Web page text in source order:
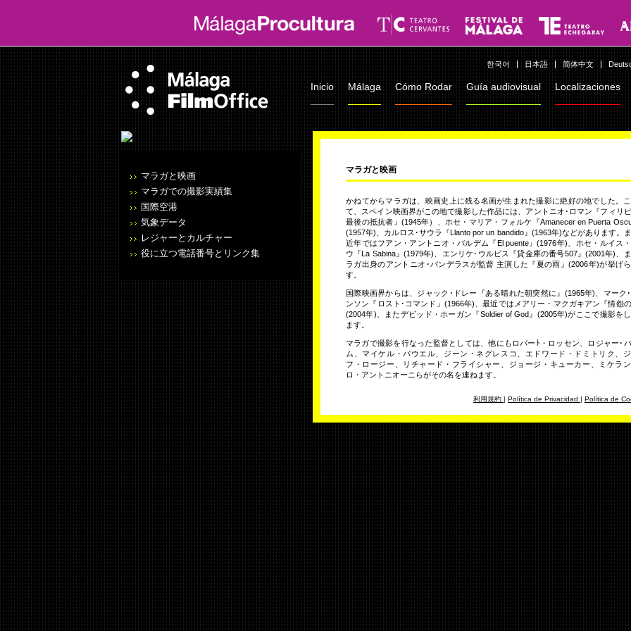
简体中文
日本語
한국어
Inicio Málaga Cómo Rodar Guía audiovisual Localizaciones
マラガと映画
マラガでの撮影実績集
国際空港
気象データ
レジャーとカルチャー
役に立つ電話番号とリンク集
マラガと映画
かねてからマラガは、映画史上に残る名画が生まれた撮影に絶好の地でした。
て、スペイン映画界がこの地で撮影した作品には、アントニオ･ロマン『フィリ
最後の抵抗者』(1945年）、ホセ・マリア・フォルケ『Amanecer en Puerta
(1957年)、カルロス･サウラ『Llanto por un bandido』(1963年)などがあります。ま
近年ではフアン・アントニオ・バルデム『El puente』(1976年)、ホセ・ルイス
ウ『La Sabina』(1979年)、エンリケ･ウルビス『貸金庫の番号507』(2001年)、
ラガ出身のアントニオ･バンデラスが監督 主演した『夏の雨』(2006年)が挙げ
す。
国際映画界からは、ジャック･ドレー『ある晴れた朝突然に』(1965年)、マーク
ンソン『ロスト･コマンド』(1966年)、最近ではメアリー・マクガキアン『情怨の
(2004年)、またデビッド・ホーガン『Soldier of God』(2005年)がここで撮影を
ます。
マラガで撮影を行なった監督としては、他にもロバーﾄ・ロッセン、ロジャー･
ム、マイケル・パウエル、ジーン・ネグレスコ、エドワード・ドミトリク、
フ・ロージー、リチャード・フライシャー、ジョージ・キューカー、ミケラ
ロ・アントニオーニらがその名を連ねます。
利用規約 Política de Privacidad Política de